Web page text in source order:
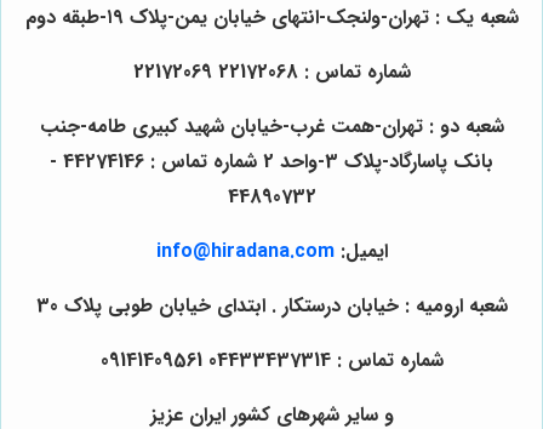
شعبه یک : تهران-ولنجک-انتهای خیابان یمن-پلاک ۱۹-طبقه دوم
شماره تماس : 22172068 22172069
شعبه دو : تهران-همت غرب-خیابان شهید کبیری طامه-جنب
بانک پاسارگاد-پلاک 3-واحد 2 شماره تماس : 44274146 -
44890732
ایمیل:info@hiradana.com
شعبه ارومیه : خیابان درستکار . ابتدای خیابان طوبی پلاک 30
شماره تماس : 04433437314 09141409561
و سایر شهرهای کشور ایران عزیز